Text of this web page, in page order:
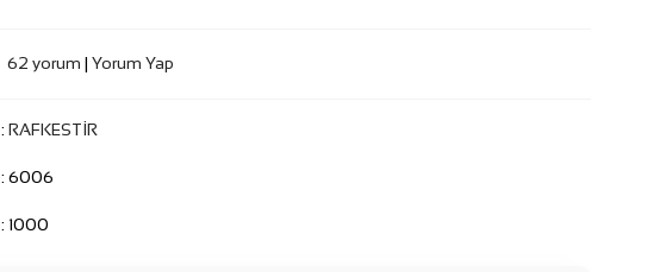
62 yorum | Yorum Yap
: RAFKESTİR
: 6006
: 1000